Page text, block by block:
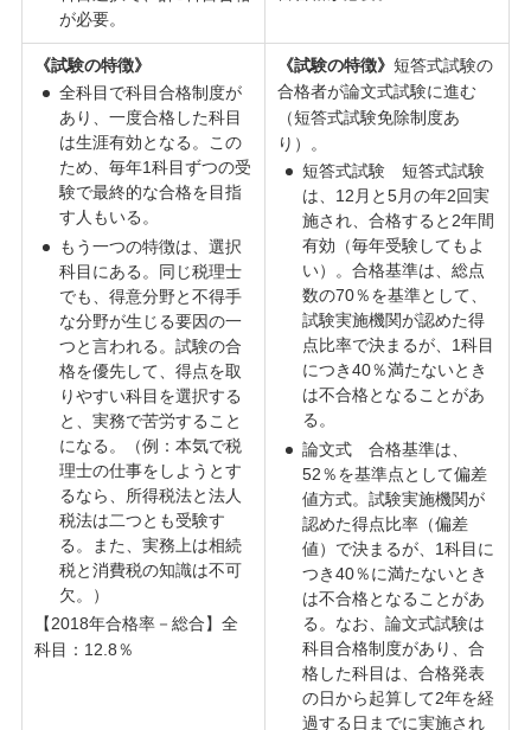
が必要。
《試験の特徴》
全科目で科目合格制度が
あり、一度合格した科目
は生涯有効となる。この
ため、毎年1科目ずつの受
験で最終的な合格を目指
す人もいる。
もう一つの特徴は、選択
科目にある。同じ税理士
でも、得意分野と不得手
な分野が生じる要因の一
つと言われる。試験の合
格を優先して、得点を取
りやすい科目を選択する
と、実務で苦労すること
になる。（例：本気で税
理士の仕事をしようとす
るなら、所得税法と法人
税法は二つとも受験す
る。また、実務上は相続
税と消費税の知識は不可
欠。）
【2018年合格率－総合】全
科目：12.8％
《試験の特徴》短答式試験の
合格者が論文式試験に進む
（短答式試験免除制度あ
り）。
短答式試験 短答式試験
は、12月と5月の年2回実
施され、合格すると2年間
有効（毎年受験してもよ
い）。合格基準は、総点
数の70％を基準として、
試験実施機関が認めた得
点比率で決まるが、1科目
につき40％満たないとき
は不合格となることがあ
る。
論文式 合格基準は、
52％を基準点として偏差
値方式。試験実施機関が
認めた得点比率（偏差
値）で決まるが、1科目に
つき40％に満たないとき
は不合格となることがあ
る。なお、論文式試験は
科目合格制度があり、合
格した科目は、合格発表
の日から起算して2年を経
過する日までに実施され